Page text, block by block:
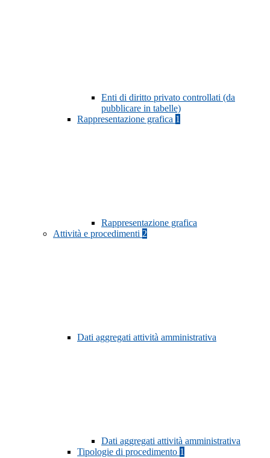
Enti di diritto privato controllati (da
pubblicare in tabelle)
Rappresentazione grafica 1
Rappresentazione grafica
Attività e procedimenti 2
Dati aggregati attività amministrativa
Dati aggregati attività amministrativa
Tipologie di procedimento 1